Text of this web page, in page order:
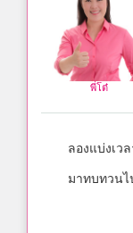
พี่โต๋
ลองแบ่งเว
มาทบทวนไ